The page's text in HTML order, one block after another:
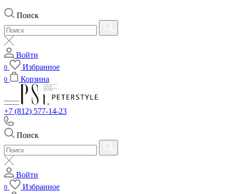
Поиск
Войти
0 Избранное
0 Корзина
+7 (812) 577-14-23
Поиск
Войти
0 Избранное